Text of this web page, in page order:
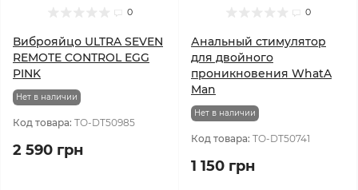
0
Виброяйцо ULTRA SEVEN
REMOTE CONTROL EGG
PINK
Нет в наличии
Код товара: TO-DT50985
2 590 грн
0
Анальный стимулятор
для двойного
проникновения WhatA
Man
Нет в наличии
Код товара: TO-DT50741
1 150 грн